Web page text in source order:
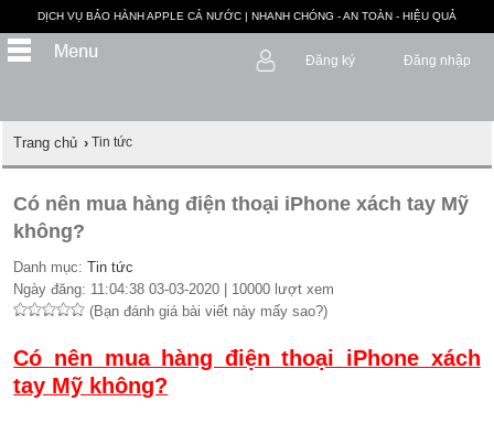
DỊCH VỤ BẢO HÀNH APPLE CẢ NƯỚC | NHANH CHÓNG - AN TOÀN - HIỆU QUẢ
Đăng nhập
Đăng ký
Trang chủ › Tin tức
Có nên mua hàng điện thoại iPhone xách tay Mỹ
không?
Danh mục:Tin tức
Ngày đăng: 11:04:38 03-03-2020 | 10000 lượt xem
(Bạn đánh giá bài viết này mấy sao?)
Có nên mua hàng điện thoại iPhone xách
tay Mỹ không?